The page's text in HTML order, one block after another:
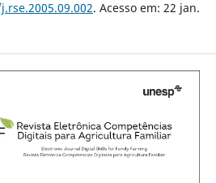
. Acesso em: 22 jan.